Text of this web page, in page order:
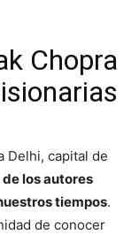
Chopra
Delhi, capital de
de los autores
tiempos.
de conocer